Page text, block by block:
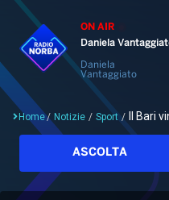
ON AIR
Daniela
Daniela
Vantaggiato
Home/ Notizie / Sport / Il Bari
ASCOLTA